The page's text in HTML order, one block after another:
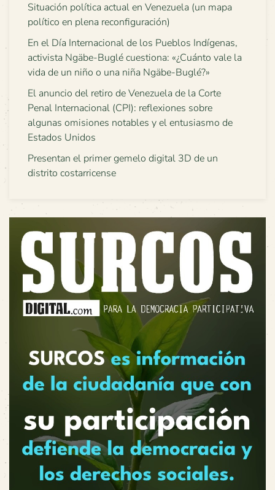
Situación política actual en Venezuela (un mapa
político en plena reconfiguración)
En el Día Internacional de los Pueblos Indígenas,
activista Ngäbe-Buglé cuestiona: «¿Cuánto vale la
vida de un niño o una niña Ngäbe-Buglé?»
El anuncio del retiro de Venezuela de la Corte
Penal Internacional (CPI): reflexiones sobre
algunas omisiones notables y el entusiasmo de
Estados Unidos
Presentan el primer gemelo digital 3D de un
distrito costarricense